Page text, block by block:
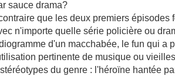
sauce drama?
que les deux premiers épisodes
n'importe quelle série policière ou
d'un macchabée, le fun qui a
pertinente de musique ou
du genre : l'héroïne hantée